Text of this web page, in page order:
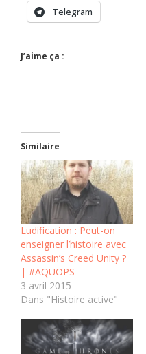
Telegram
J’aime ça :
Similaire
Ludification : Peut-on
enseigner l’histoire avec
Assassin’s Creed Unity ?
| #AQUOPS
3 avril 2015
Dans "Histoire active"